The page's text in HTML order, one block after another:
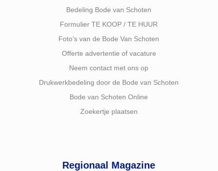
Bedeling Bode van Schoten
Formulier TE KOOP / TE HUUR
Foto’s van de Bode Van Schoten
Offerte advertentie of vacature
Neem contact met ons op
Drukwerkbedeling door de Bode van Schoten
Bode van Schoten Online
Zoekertje plaatsen
Regionaal Magazine